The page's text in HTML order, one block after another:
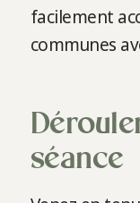
facilement
communes
séance